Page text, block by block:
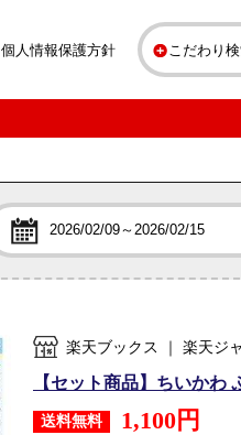
こだわり
個人情報保護方針
楽天ブックス ｜ 楽天ジ
【セット商品】ちいかわ
送料無料 1,100円